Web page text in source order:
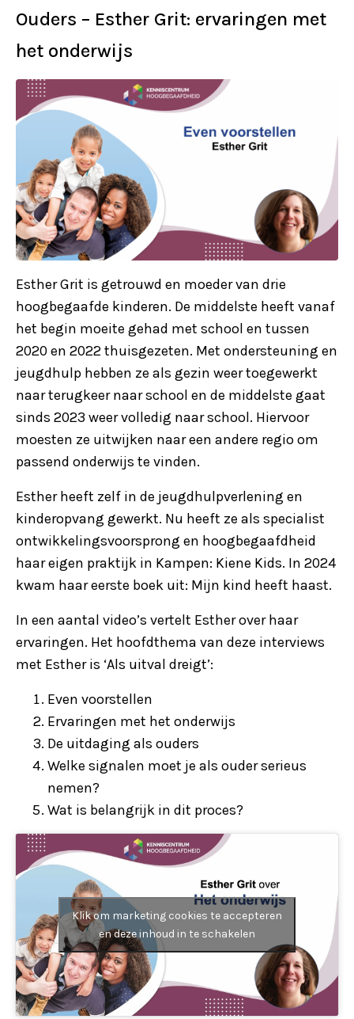
Ouders – Esther Grit: ervaringen met
het onderwijs
Esther Grit is getrouwd en moeder van drie
hoogbegaafde kinderen. De middelste heeft vanaf
het begin moeite gehad met school en tussen
2020 en 2022 thuisgezeten. Met ondersteuning en
jeugdhulp hebben ze als gezin weer toegewerkt
naar terugkeer naar school en de middelste gaat
sinds 2023 weer volledig naar school. Hiervoor
moesten ze uitwijken naar een andere regio om
passend onderwijs te vinden.
Esther heeft zelf in de jeugdhulpverlening en
kinderopvang gewerkt. Nu heeft ze als specialist
ontwikkelingsvoorsprong en hoogbegaafdheid
haar eigen praktijk in Kampen: Kiene Kids. In 2024
kwam haar eerste boek uit: Mijn kind heeft haast.
In een aantal video’s vertelt Esther over haar
ervaringen. Het hoofdthema van deze interviews
met Esther is ‘Als uitval dreigt’:
Even voorstellen
Ervaringen met het onderwijs
De uitdaging als ouders
Welke signalen moet je als ouder serieus
nemen?
Wat is belangrijk in dit proces?
Klik om marketing cookies te accepteren
en deze inhoud in te schakelen